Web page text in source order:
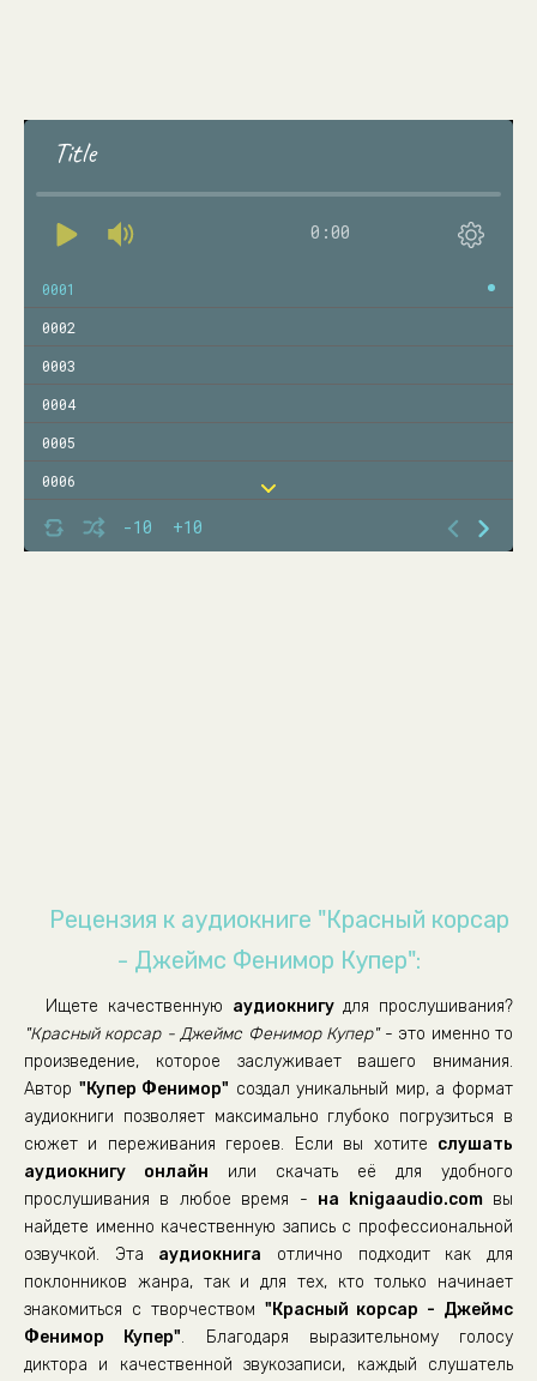
Title
0:00
-10 +10
0001
0002
0003
0004
0005
0006
0007
0008
0020
0021
0022
0024
0025
0026
0027
0029
Рецензия к аудиокниге "Красный корсар
- Джеймс Фенимор Купер":
Ищете качественную аудиокнигудля прослушивания?
"Красный корсар - Джеймс Фенимор Купер"- это именно то
произведение, которое заслуживает вашего внимания.
Автор "Купер Фенимор" создал уникальный мир, а формат
аудиокниги позволяет максимально глубоко погрузиться в
сюжет и переживания героев. Если вы хотите слушать
аудиокнигу онлайн или скачать её для удобного
прослушивания в любое время - на knigaaudio.comвы
найдете именно качественную запись с профессиональной
озвучкой. Эта аудиокнига отлично подходит как для
поклонников жанра, так и для тех, кто только начинает
знакомиться с творчеством "Красный корсар - Джеймс
Фенимор Купер". Благодаря выразительному голосу
диктора и качественной звукозаписи, каждый слушатель